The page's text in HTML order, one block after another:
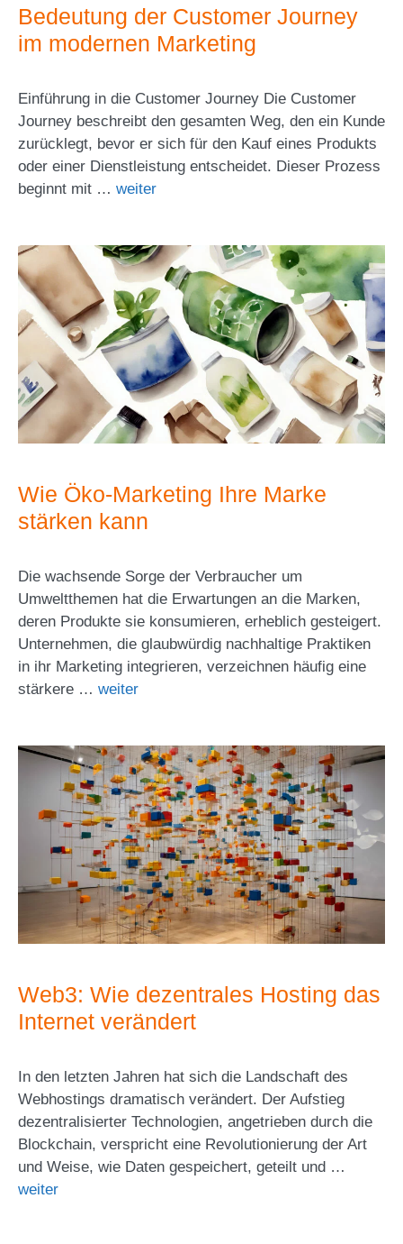
Bedeutung der Customer Journey
im modernen Marketing
Einführung in die Customer Journey Die Customer
Journey beschreibt den gesamten Weg, den ein Kunde
zurücklegt, bevor er sich für den Kauf eines Produkts
oder einer Dienstleistung entscheidet. Dieser Prozess
beginnt mit … weiter
Wie Öko-Marketing Ihre Marke
stärken kann
Die wachsende Sorge der Verbraucher um
Umweltthemen hat die Erwartungen an die Marken,
deren Produkte sie konsumieren, erheblich gesteigert.
Unternehmen, die glaubwürdig nachhaltige Praktiken
in ihr Marketing integrieren, verzeichnen häufig eine
stärkere … weiter
Web3: Wie dezentrales Hosting das
Internet verändert
In den letzten Jahren hat sich die Landschaft des
Webhostings dramatisch verändert. Der Aufstieg
dezentralisierter Technologien, angetrieben durch die
Blockchain, verspricht eine Revolutionierung der Art
und Weise, wie Daten gespeichert, geteilt und …
weiter